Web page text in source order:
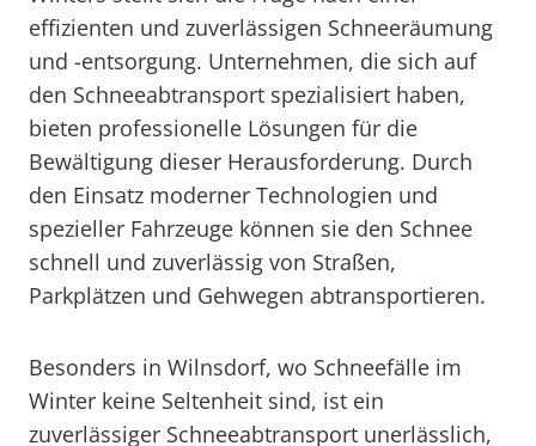
effizienten und zuverlässigen Schneeräumung
und -entsorgung. Unternehmen, die sich auf
den Schneeabtransport spezialisiert haben,
bieten professionelle Lösungen für die
Bewältigung dieser Herausforderung. Durch
den Einsatz moderner Technologien und
spezieller Fahrzeuge können sie den Schnee
schnell und zuverlässig von Straßen,
Parkplätzen und Gehwegen abtransportieren.
Besonders in Wilnsdorf, wo Schneefälle im
Winter keine Seltenheit sind, ist ein
zuverlässiger Schneeabtransport unerlässlich,